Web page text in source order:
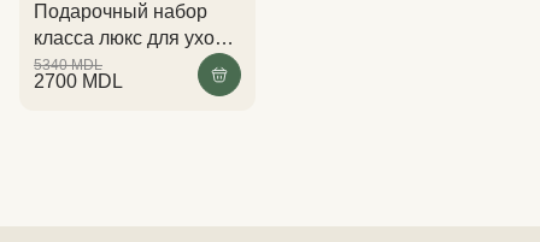
Подарочный набор
класса люкс для ухода
за кожей, включая
книгу – LABRAINS
5340MDL
2700 MDL